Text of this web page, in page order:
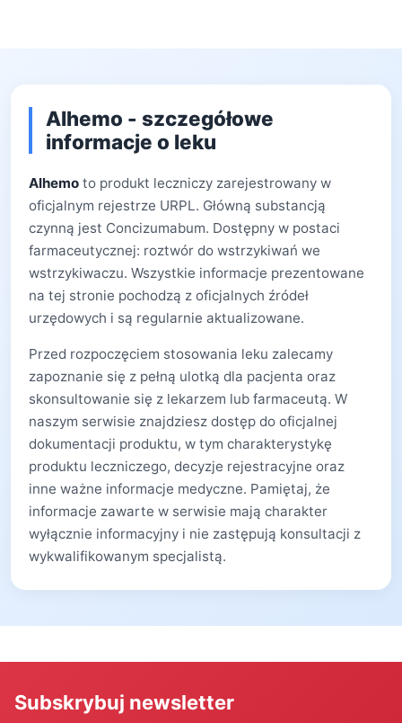
Alhemo - szczegółowe
informacje o leku
Alhemo to produkt leczniczy zarejestrowany w
oficjalnym rejestrze URPL. Główną substancją
czynną jest Concizumabum. Dostępny w postaci
farmaceutycznej: roztwór do wstrzykiwań we
wstrzykiwaczu. Wszystkie informacje prezentowane
na tej stronie pochodzą z oficjalnych źródeł
urzędowych i są regularnie aktualizowane.
Przed rozpoczęciem stosowania leku zalecamy
zapoznanie się z pełną ulotką dla pacjenta oraz
skonsultowanie się z lekarzem lub farmaceutą. W
naszym serwisie znajdziesz dostęp do oficjalnej
dokumentacji produktu, w tym charakterystykę
produktu leczniczego, decyzje rejestracyjne oraz
inne ważne informacje medyczne. Pamiętaj, że
informacje zawarte w serwisie mają charakter
wyłącznie informacyjny i nie zastępują konsultacji z
wykwalifikowanym specjalistą.
Subskrybuj newsletter